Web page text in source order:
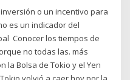
o un incentivo para
es un indicador del
Conocer los tiempos de
no todas las. más
la Bolsa de Tokio y el Yen